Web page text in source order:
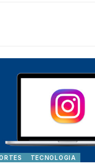
TECNOLOGIA